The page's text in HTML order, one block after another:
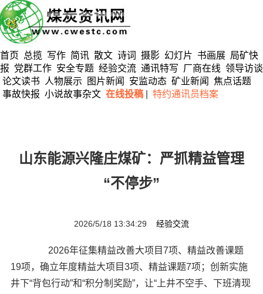
首页 总揽 写作 简讯 散文 诗词 摄影 幻灯片 书画展 局矿快
报 党群工作 安全专题 经验交流 通讯特写 厂商在线 领导访谈
论文读书
人物展示 图片新闻 安监动态 矿业新闻
焦点话题
事故快报 小说故事杂文 在线投稿 特约通讯员档案
山东能源兴隆庄煤矿：严抓精益管理
“不停步”
2026/5/18 13:34:29 经验交流
2026年征集精益改善大项目7项、精益改善课题
19项，确立年度精益大项目3项、精益课题7项；创新实施
井下“背包行动”和“积分制奖励”，让“上井不空手、下班清现